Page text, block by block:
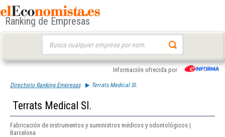
Ranking de Empresas
Información ofrecida por
Directorio Ranking Empresas Terrats Medical Sl.
Terrats Medical Sl.
Fabricación de instrumentos y suministros médicos y odontológicos |
Barcelona